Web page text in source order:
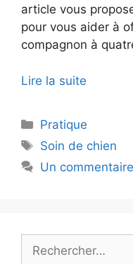
article vous
pour vous aider à
compagnon à
Lire la suite
Catégories
Pratique
Étiquettes
Soin de chien
Un commentaire